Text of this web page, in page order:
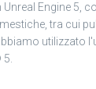
Engine 5,
tra cui
utilizzato